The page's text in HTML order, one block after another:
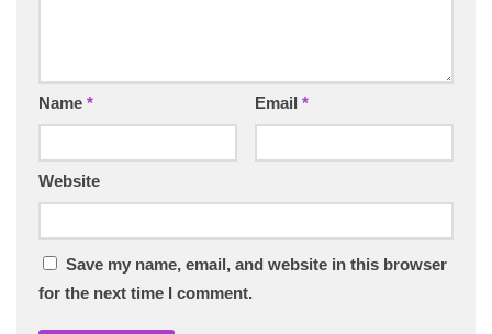
Name * Email *
Website
Save my name, email, and website in this browser
for the next time I comment.